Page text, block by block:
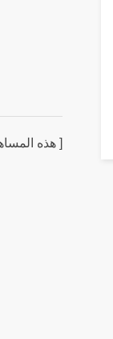
[ هذه